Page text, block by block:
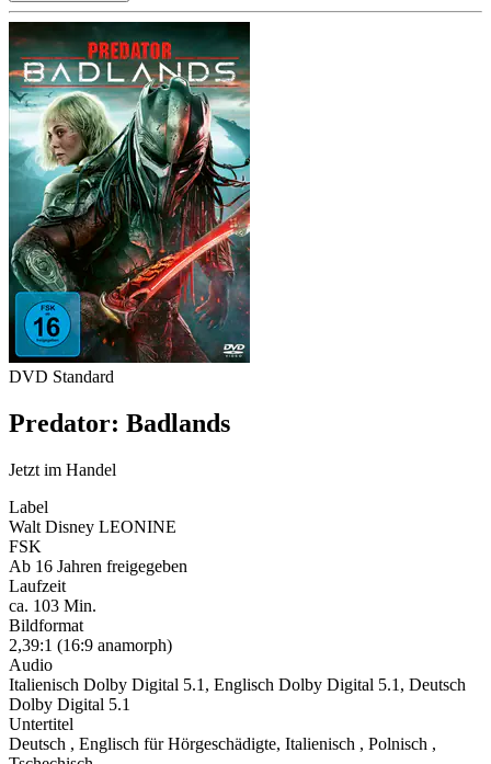
DVD Standard
Predator: Badlands
Jetzt im Handel
Label
Walt Disney LEONINE
FSK
Ab 16 Jahren freigegeben
Laufzeit
ca. 103 Min.
Bildformat
2,39:1 (16:9 anamorph)
Audio
Italienisch Dolby Digital 5.1, Englisch Dolby Digital 5.1, Deutsch
Dolby Digital 5.1
Untertitel
Deutsch , Englisch für Hörgeschädigte, Italienisch , Polnisch ,